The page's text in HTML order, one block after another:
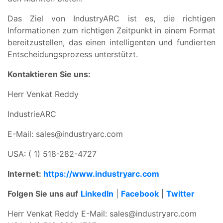
Das Ziel von IndustryARC ist es, die richtigen
Informationen zum richtigen Zeitpunkt in einem Format
bereitzustellen, das einen intelligenten und fundierten
Entscheidungsprozess unterstützt.
Kontaktieren Sie uns:
Herr Venkat Reddy
IndustrieARC
E-Mail: sales@industryarc.com
USA: ( 1) 518-282-4727
Internet: https://www.industryarc.com
Folgen Sie uns auf LinkedIn Facebook
Twitter
Herr Venkat Reddy E-Mail: sales@industryarc.com